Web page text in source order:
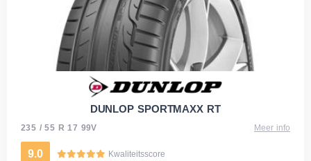
DUNLOP SPORTMAXX RT
235 / 55 R 17 99V Meer info
9.0 Kwaliteitsscore